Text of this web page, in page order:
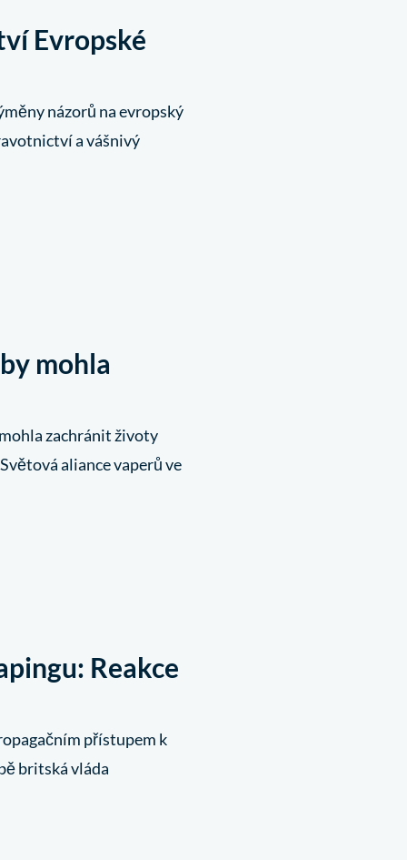
Evropské
názorů na evropský
a vášnivý
mohla
zachránit životy
aliance vaperů ve
Reakce
přístupem k
britská vláda